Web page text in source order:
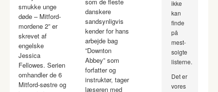
smukke unge
døde – Mitford-
mordene 2” er
skrevet af
engelske
Jessica
Fellowes. Serien
omhandler de 6
Mitford-søstre og
danskere
sandsynligvis
kender for hans
arbejde bag
”Downton
Abbey” som
forfatter og
instruktør, tager
læseren med
ikke
kan
finde
på
mest-
solgte
listerne.
Det er
vores